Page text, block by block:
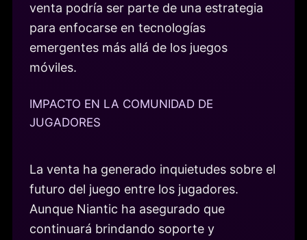
venta podría ser parte de una estrategia
para enfocarse en tecnologías
emergentes más allá de los juegos
móviles.
IMPACTO EN LA COMUNIDAD DE
JUGADORES
La venta ha generado inquietudes sobre el
futuro del juego entre los jugadores.
Aunque Niantic ha asegurado que
continuará brindando soporte y